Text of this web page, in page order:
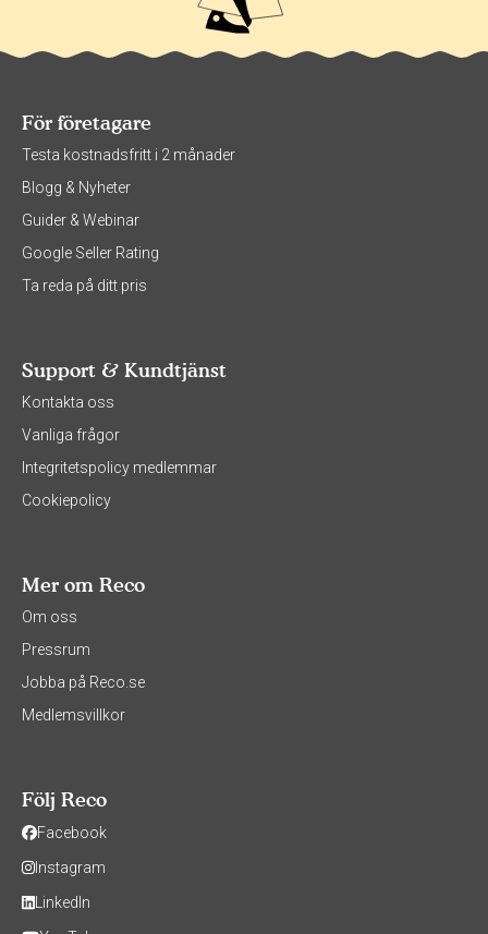
För företagare
Testa kostnadsfritt i 2 månader
Blogg & Nyheter
Guider & Webinar
Google Seller Rating
Ta reda på ditt pris
Support & Kundtjänst
Kontakta oss
Vanliga frågor
Integritetspolicy medlemmar
Cookiepolicy
Mer om Reco
Om oss
Pressrum
Jobba på Reco.se
Medlemsvillkor
Följ Reco
Facebook
Instagram
LinkedIn